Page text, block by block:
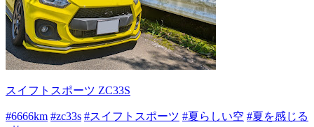
スイフトスポーツ ZC33S
#6666km #zc33s #スイフトスポーツ #夏らしい空 #夏を感じる